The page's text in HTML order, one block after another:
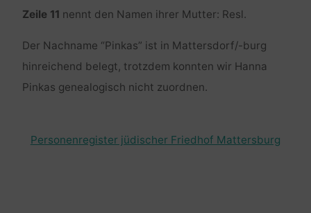
Zeile 11 nennt den Namen ihrer Mutter: Resl.
Der Nachname “Pinkas” ist in Mattersdorf/-burg
hinreichend belegt, trotzdem konnten wir Hanna
Pinkas genealogisch nicht zuordnen.
Personenregister jüdischer Friedhof Mattersburg